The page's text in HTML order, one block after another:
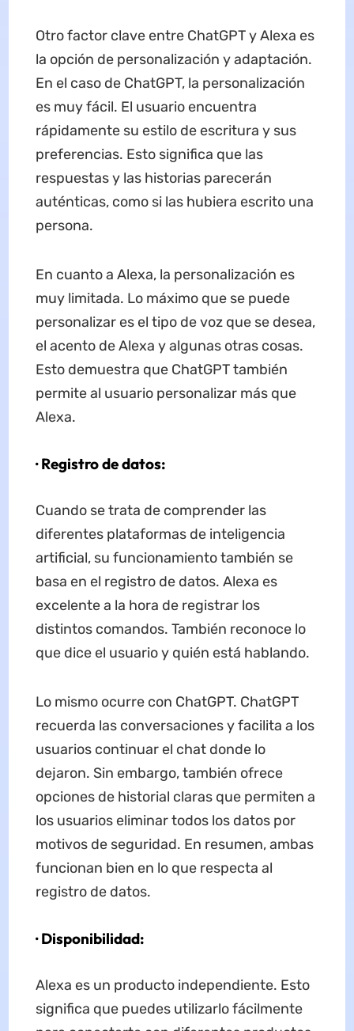
Otro factor clave entre ChatGPT y Alexa es
la opción de personalización y adaptación.
En el caso de ChatGPT, la personalización
es muy fácil. El usuario encuentra
rápidamente su estilo de escritura y sus
preferencias. Esto significa que las
respuestas y las historias parecerán
auténticas, como si las hubiera escrito una
persona.
En cuanto a Alexa, la personalización es
muy limitada. Lo máximo que se puede
personalizar es el tipo de voz que se desea,
el acento de Alexa y algunas otras cosas.
Esto demuestra que ChatGPT también
permite al usuario personalizar más que
Alexa.
· Registro de datos:
Cuando se trata de comprender las
diferentes plataformas de inteligencia
artificial, su funcionamiento también se
basa en el registro de datos. Alexa es
excelente a la hora de registrar los
distintos comandos. También reconoce lo
que dice el usuario y quién está hablando.
Lo mismo ocurre con ChatGPT. ChatGPT
recuerda las conversaciones y facilita a los
usuarios continuar el chat donde lo
dejaron. Sin embargo, también ofrece
opciones de historial claras que permiten a
los usuarios eliminar todos los datos por
motivos de seguridad. En resumen, ambas
funcionan bien en lo que respecta al
registro de datos.
· Disponibilidad:
Alexa es un producto independiente. Esto
significa que puedes utilizarlo fácilmente